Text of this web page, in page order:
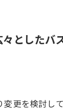
としたバ
更を検討